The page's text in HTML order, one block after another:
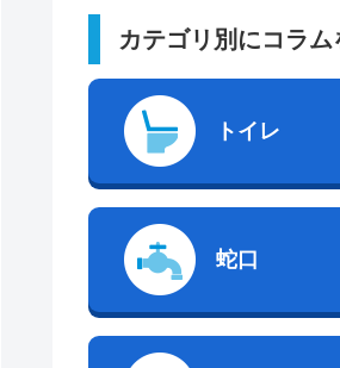
カテゴリ別にコラム
トイレ
蛇口